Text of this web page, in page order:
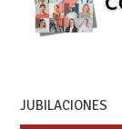
JUBILACIONES